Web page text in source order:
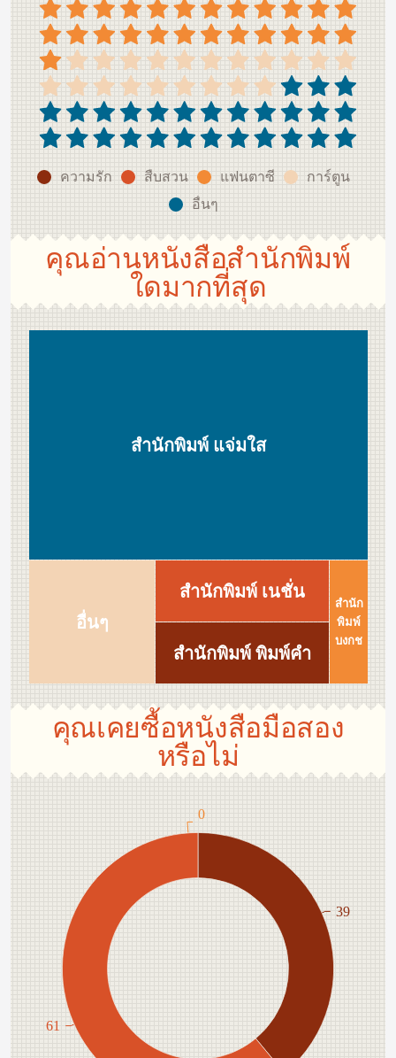
ความรัก สืบสวน แฟนตาซี
การ์ตูน
อื่นๆ
คุณอ่านหนังสือสำนักพิมพ์
ใดมากที่สุด
สำนักพิมพ์ แจ่มใส
อื่นๆ
สำนักพิมพ์ เนชั่น
สำนักพิมพ์ พิมพ์คำ
สำนัก
พิมพ์
บงกช
คุณเคยซื้อหนังสือมือสอง
หรือไม่
39
61
0